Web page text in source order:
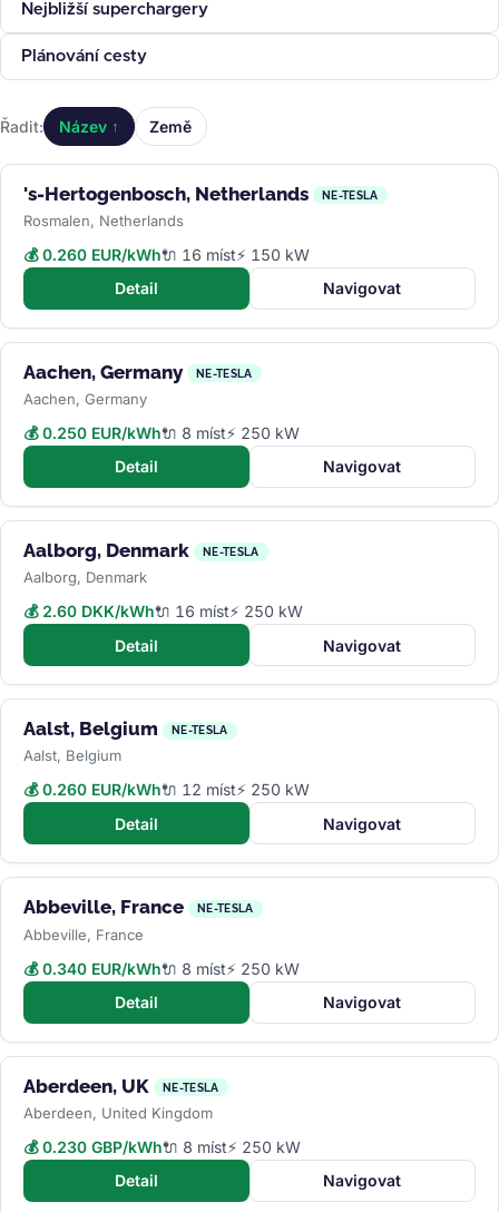
Nejbližší superchargery
Plánování cesty
Řadit: Název ↑ Země
's-Hertogenbosch, Netherlands NE-TESLA
Rosmalen, Netherlands
💰 0.260 EUR/kWh🔌 16 míst⚡ 150 kW
Detail
Navigovat
Aachen, Germany NE-TESLA
Aachen, Germany
💰 0.250 EUR/kWh🔌 8 míst⚡ 250 kW
Detail
Navigovat
Aalborg, Denmark NE-TESLA
Aalborg, Denmark
💰 2.60 DKK/kWh🔌 16 míst⚡ 250 kW
Detail
Navigovat
Aalst, Belgium NE-TESLA
Aalst, Belgium
💰 0.260 EUR/kWh🔌 12 míst⚡ 250 kW
Detail
Navigovat
Abbeville, France NE-TESLA
Abbeville, France
💰 0.340 EUR/kWh🔌 8 míst⚡ 250 kW
Detail
Navigovat
Aberdeen, UK NE-TESLA
Aberdeen, United Kingdom
💰 0.230 GBP/kWh🔌 8 míst⚡ 250 kW
Detail
Navigovat